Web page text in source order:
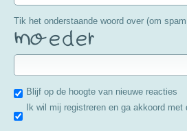
Tik het onderstaande woord over (om
Blijf op de hoogte van nieuwe reacties
Ik wil mij registreren en ga akkoord